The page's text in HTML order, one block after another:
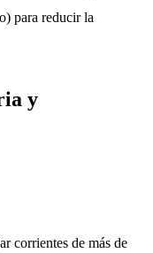
para reducir la
y
corrientes de más de